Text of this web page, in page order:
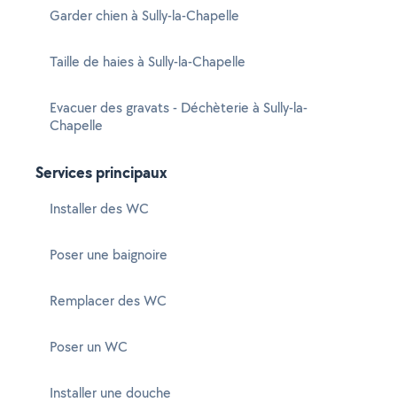
Garder chien à Sully-la-Chapelle
Taille de haies à Sully-la-Chapelle
Evacuer des gravats - Déchèterie à Sully-la-
Chapelle
Services principaux
Installer des WC
Poser une baignoire
Remplacer des WC
Poser un WC
Installer une douche